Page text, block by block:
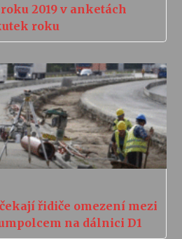
2019 v anketách
roku
řidiče omezení mezi
na dálnici D1